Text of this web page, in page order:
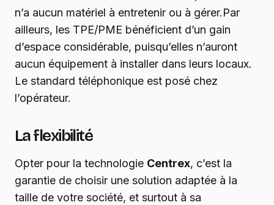
n’a aucun matériel à entretenir ou à gérer.Par
ailleurs, les TPE/PME bénéficient d’un gain
d’espace considérable, puisqu’elles n’auront
aucun équipement à installer dans leurs locaux.
Le standard téléphonique est posé chez
l’opérateur.
La flexibilité
Opter pour la technologie Centrex, c’est la
garantie de choisir une solution adaptée à la
taille de votre société, et surtout à sa